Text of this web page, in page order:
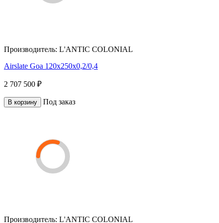
Производитель: L'ANTIC COLONIAL
Airslate Goa 120x250x0,2/0,4
2 707 500 ₽
В корзину Под заказ
Производитель: L'ANTIC COLONIAL